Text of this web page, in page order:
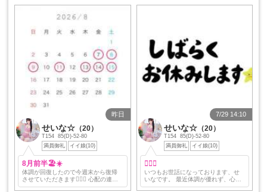
昨日
せいな☆ （20）
T154 85(D)-52-80
満員御礼
イイ娘(10)
8月前半🏖☀️
体調が回復したので今週末から復帰
させていただきます🙇🏻‍♀️ 心配の連絡
してくれた方や予約の問い合わせを
7/29 14:10
せいな☆（20）
T154 85(D)-52-80
満員御礼
イイ娘(10)
🙇🏻‍♀️
いつもお世話になっております、せ
いなです。 最近体調が優れず、心身
ともに出勤できる状態ではない為し